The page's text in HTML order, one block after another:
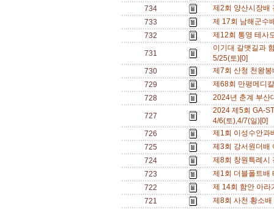
734
제2회 양산시장배
733
제 17회 남해군수
732
제12회 통영 테사
731
이기대 갈맷길과
5/25(토)[0]
730
제7회 산청 천왕
729
제68회 만평메디
728
2024년 춘계 부
727
2024 제5회 GA-
4/6(토),4/7(일)[0]
726
제1회 이성수안과
725
제3회 강서원더배
724
제8회 창원특례시
723
제1회 더블폴트배
722
제 14회 함안 아
721
제8회 사천 황소